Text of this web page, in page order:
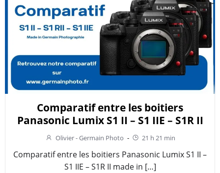
Comparatif entre les boitiers
Panasonic Lumix S1 II – S1 IIE – S1R II
Olivier - Germain Photo - 21 h 21 min
Comparatif entre les boitiers Panasonic Lumix S1 II –
S1 IIE – S1R II made in […]